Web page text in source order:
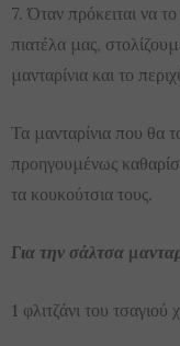
7. Όταν πρόκειται να
πιατέλα μας,
μανταρίνια και το
Τα μανταρίνια που θα
προηγουμένως
τα κουκούτσια τους.
Για την σάλτσα
1 φλιτζάνι του τσαγιού